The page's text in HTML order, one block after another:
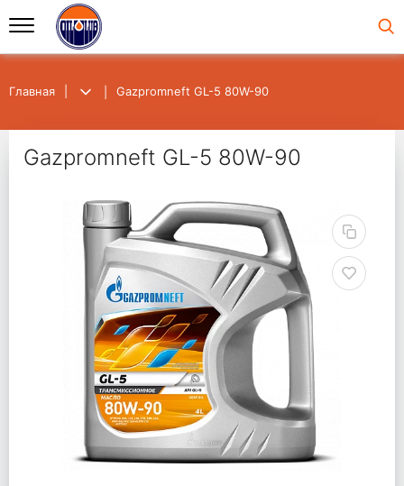
Главная Gazpromneft GL-5 80W-90
Gazpromneft GL-5 80W-90